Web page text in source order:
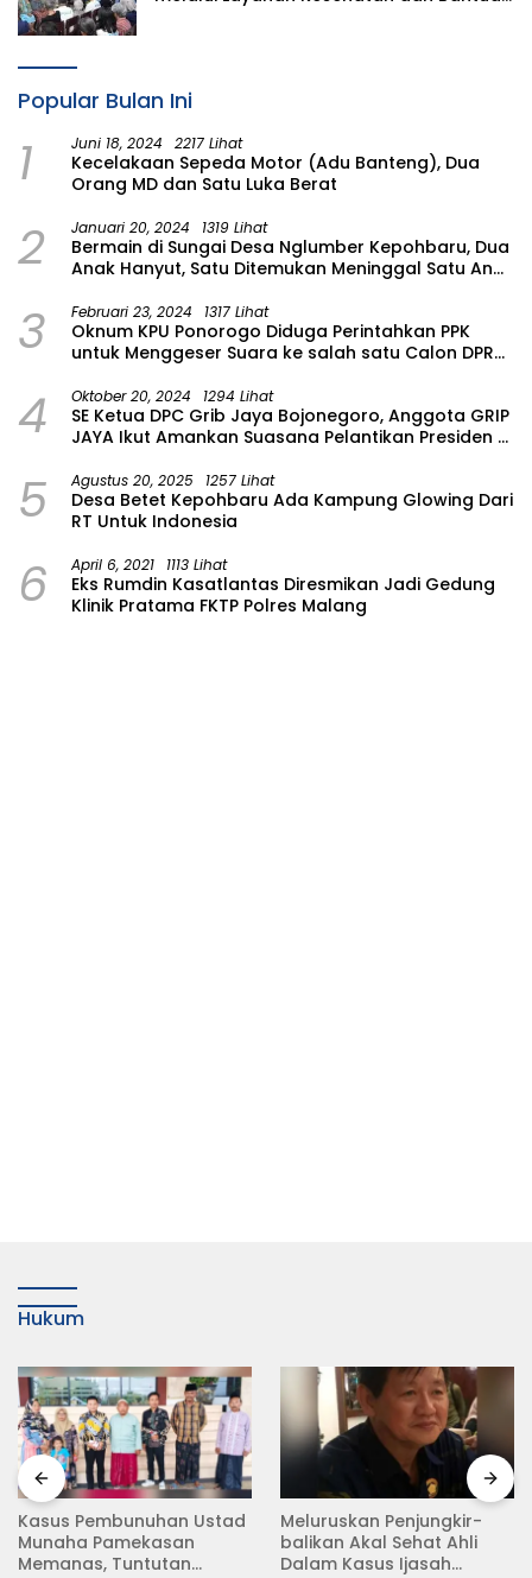
Popular Bulan Ini
1 Juni 18, 2024 2217 Lihat
Kecelakaan Sepeda Motor (Adu Banteng), Dua
Orang MD dan Satu Luka Berat
2 Januari 20, 2024 1319 Lihat
Bermain di Sungai Desa Nglumber Kepohbaru, Dua
Anak Hanyut, Satu Ditemukan Meninggal Satu Anak
3 Februari 23, 2024 1317 Lihat
Oknum KPU Ponorogo Diduga Perintahkan PPK
untuk Menggeser Suara ke salah satu Calon DPRD
4 Oktober 20, 2024 1294 Lihat
SE Ketua DPC Grib Jaya Bojonegoro, Anggota GRIP
JAYA Ikut Amankan Suasana Pelantikan Presiden di
5 Agustus 20, 2025 1257 Lihat
Desa Betet Kepohbaru Ada Kampung Glowing Dari
RT Untuk Indonesia
6 April 6, 2021 1113 Lihat
Eks Rumdin Kasatlantas Diresmikan Jadi Gedung
Klinik Pratama FKTP Polres Malang
Hukum
Kasus Pembunuhan Ustad
Munaha Pamekasan
Memanas, Tuntutan
Meluruskan Penjungkir-
balikan Akal Sehat Ahli
Dalam Kasus Ijasah